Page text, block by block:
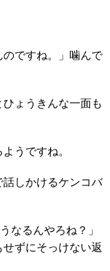
ですね。」噛んで
ょうきんな一面も
うですね。
しかけるケンコバ
なるんやろね？」
ずにそっけない返